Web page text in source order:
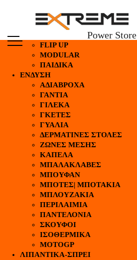
Power Store
ΚΡΑΝΗ
FULL FACE
JET| OPEN FACE
FLIP UP
MODULAR
ΠΑΙΔΙΚΑ
ΕΝΔΥΣΗ
ΑΔΙΑΒΡΟΧΑ
ΓΑΝΤΙΑ
ΓΙΛΕΚΑ
ΓΚΕΤΕΣ
ΓΥΑΛΙΑ
ΔΕΡΜΑΤΙΝΕΣ ΣΤΟΛΕΣ
ΖΩΝΕΣ ΜΕΣΗΣ
ΚΑΠΕΛΑ
ΜΠΑΛΑΚΛΑΒΕΣ
ΜΠΟΥΦΑΝ
ΜΠΟΤΕΣ| ΜΠΟΤΑΚΙΑ
ΜΠΛΟΥΖΑΚΙΑ
ΠΕΡΙΛΑΙΜΙΑ
ΠΑΝΤΕΛΟΝΙΑ
ΣΚΟΥΦΟΙ
ΙΣΟΘΕΡΜΙΚΑ
MOTOGP
ΛΙΠΑΝΤΙΚΑ-ΣΠΡΕΙ